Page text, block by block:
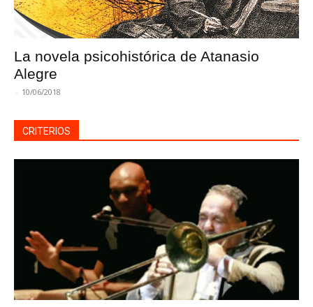
La novela psicohistórica de Atanasio
Alegre
- 10/06/2018
CRITERIOS